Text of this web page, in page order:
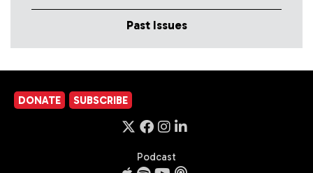
Past Issues
DONATE SUBSCRIBE
Podcast